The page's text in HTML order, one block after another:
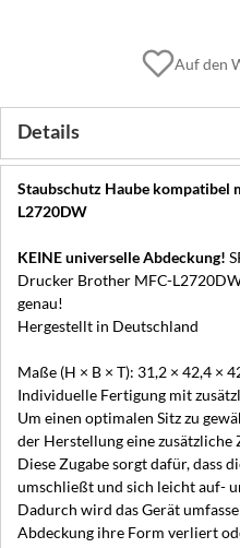
Auf den
Details
Staubschutz Haube kompatibel
L2720DW
KEINE universelle Abdeckung!
Drucker Brother MFC-
genau!
Hergestellt in Deutschland
Maße (H × B × T): 31,2 × 42,4 ×
Individuelle Fertigung mit
Um einen optimalen Sitz zu
der Herstellung eine zusätzliche
Diese Zugabe sorgt dafür, dass
umschließt und sich leicht auf-
Dadurch wird das Gerät
Abdeckung ihre Form verliert